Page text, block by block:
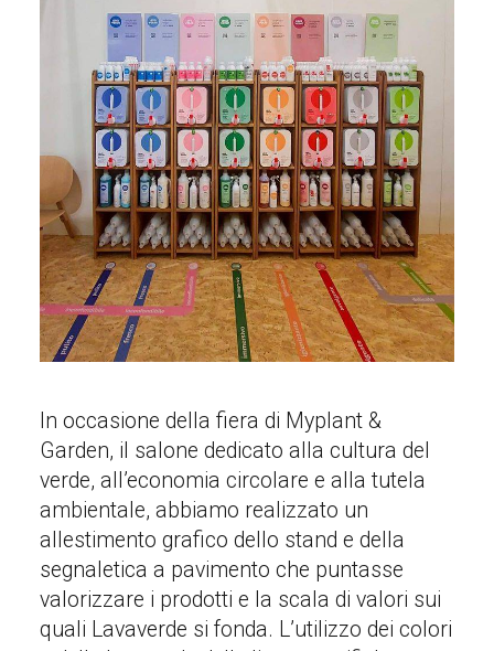
In occasione della fiera di Myplant &
Garden, il salone dedicato alla cultura del
verde, all’economia circolare e alla tutela
ambientale, abbiamo realizzato un
allestimento grafico dello stand e della
segnaletica a pavimento che puntasse
valorizzare i prodotti e la scala di valori sui
quali Lavaverde si fonda. L’utilizzo dei colori